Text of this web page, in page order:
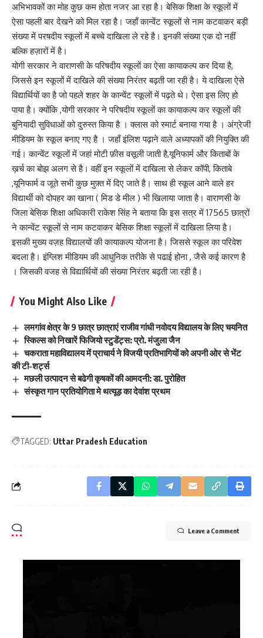
अभिभावकों का मोह कुछ कम होता नजर आ रहा है। बेसिक शिक्षा के स्कूलों में
ऐसा पहली बार देखने को मिल रहा है। जहाँ कान्वेंट स्कूलों से नाम कटवाकर बड़ी
संख्या में परषदीय स्कूलों में बच्चे दाखिला ले रहे है। इनकी संख्या एक दो नहीं
बल्कि हज़ारों में है।
योगी सरकार ने वाराणसी के परिषदीय स्कूलों का ऐसा कायाकल्प कर दिया है,
जिससे इन स्कूलों में दाखिले की संख्या निरंतर बढ़ती जा रही है। ये दाखिला ऐसे
विद्यार्थियों का है जो पहले शहर के कान्वेंट स्कूलों में पढ़ते थे। ऐसा इस लिए हो
पाया है। क्योंकि ,योगी सरकार ने परिषदीय स्कूलों का कायाकल्प कर स्कूलों की
बुनियादी सुविधाओं को दुरुस्त किया है । क्लास को स्मार्ट बनाया गया है । अंग्रेजी
मीडियम के स्कूल बनाए गए है । जहाँ इंलिश पढ़ाने वाले अध्यापकों की नियुक्ति की
गई। कान्वेंट स्कूलों में जहां मोटी फ़ीस वसूली जाती है,यूनिफार्म और किताबों के
ख़र्च का बोझ अलग से है। वहीं इन स्कूलों में दाखिला से लेकर कॉपी, किताबे
,यूनिफार्म व जूते सभी कुछ मुफ़्त में दिए जाते है। साथ ही स्कूल आने वाले हर
विद्यार्थी को दोपहर का खाना ( मिड डे मील ) भी खिलाया जाता है। वाराणसी के
जिला बेसिक शिक्षा अधिकारी राकेश सिंह ने बताया कि इस सत्र में 17565 छात्रों
ने कान्वेंट स्कूलों से नाम कटवाकर बेसिक शिक्षा स्कूलों में दाखिला लिया है।
इसकी मुख्य वज़ह विद्यालयों की कायाकल्प योजना है। जिससे स्कूल का परिवेश
बदला है। इंग्लिश मीडियम की आधुनिक तरीके से पढाई होना , जैसे कई कारण है
। जिसकी वजह से विद्यार्थियों की संख्या निरंतर बढ़ती जा रही है।
You Might Also Like
लमगांव क्षेत्र के 9 छात्र छात्राएं राजीव गांधी नवोदय विद्यालय के लिए चयनित
स्किल्स को निखारें फिजियो स्टुडेंट्स: प्रो. मंजुला जैन
चकराता महाविद्यालय में प्राचार्य ने विजयी प्रतिभागियों को अपनी ओर से भेंट
की टी-शर्ट्स
मछली उत्पादन से बढेगी कृषकों की आमदनी: डा. पुरोहित
संस्कृत गान प्रतियोगिता मे थत्यूड़ का देवांश प्रथम
TAGGED: Uttar Pradesh Education
Leave a Comment